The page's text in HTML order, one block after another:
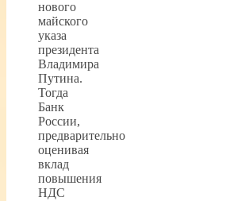
нового
майского
указа
президента
Владимира
Путина.
Тогда
Банк
России,
предварительно
оценивая
вклад
повышения
НДС